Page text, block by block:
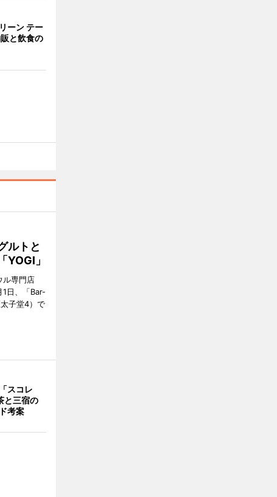
ーン テー
と飲食の
ルトと
YOGI」
ル専門店
1日、「Bar-
子堂4）で
スコレ
三宿の
考案